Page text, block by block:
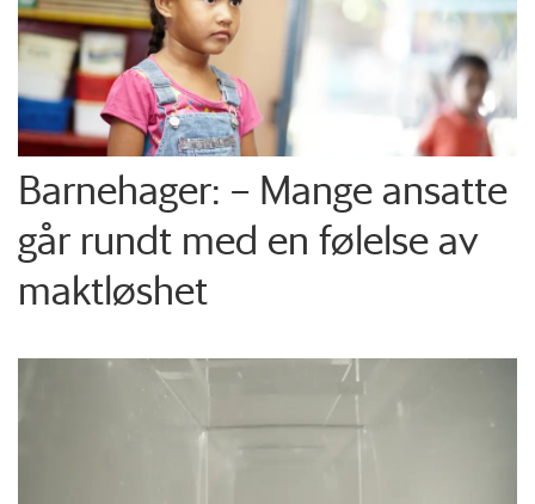
Barnehager: – Mange ansatte
går rundt med en følelse av
maktløshet